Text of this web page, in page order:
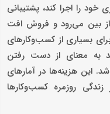
را اجرا کند، پشتیبانی
از بین می‌رود و فروش افت
بسیاری از کسب‌وکارهای
به معنای از دست رفتن
این هزینه‌ها در آمارهای
روزمره کسب‌وکارها